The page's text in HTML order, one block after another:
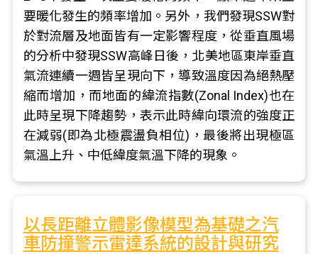
要暖化發生的頻率增加。另外，我們發現SSW對
於對流層及地面皆有一定影響程度，從垂直風場
的分析中發現SSW高峰日後，北美地區東岸垂直
氣流連續一週皆呈現向下，導致溫度因為絕熱壓
縮而增加，而地面的緯流指數(Zonal Index)也在
此時呈現下降趨勢，表示此時緯向環流的強度正
在減弱(即為北極震盪負相位)，最後將出現極區
氣溫上升、中低緯度氣溫下降的現象。
以長距離立體影像模型為基礎之汽
車防撞警示雷達系統的設計與研究